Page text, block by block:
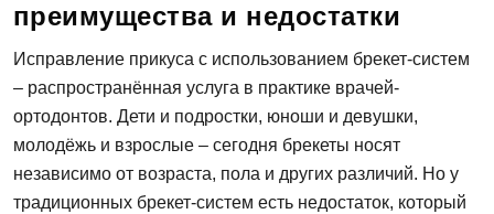
преимущества и недостатки
Исправление прикуса с использованием брекет-систем
– распространённая услуга в практике врачей-
ортодонтов. Дети и подростки, юноши и девушки,
молодёжь и взрослые – сегодня брекеты носят
независимо от возраста, пола и других различий. Но у
традиционных брекет-систем есть недостаток, который